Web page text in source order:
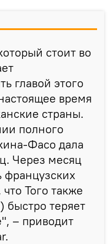
стоит во
главой этого
время
страны.
полного
Фасо дала
Через месяц
французских
Того также
быстро теряет
– приводит